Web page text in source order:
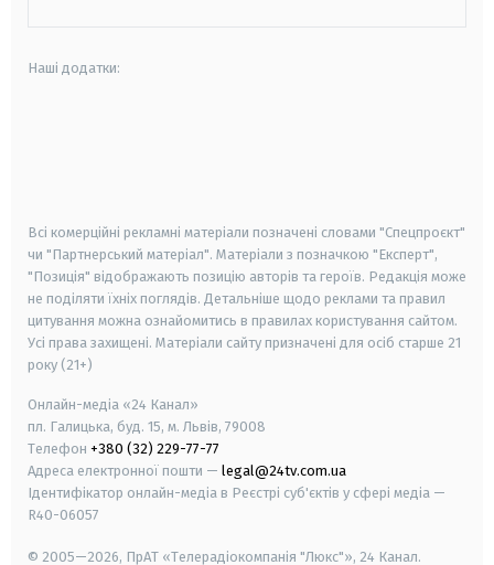
Наші додатки:
Всі комерційні рекламні матеріали позначені словами "Спецпроєкт"
чи "Партнерський матеріал". Матеріали з позначкою "Експерт",
"Позиція" відображають позицію авторів та героїв. Редакція може
не поділяти їхніх поглядів. Детальніше щодо реклами та правил
цитування можна ознайомитись в правилах користування сайтом.
Усі права захищені. Матеріали сайту призначені для осіб старше 21
року (21+)
Онлайн-медіа «24 Канал»
пл. Галицька, буд. 15, м. Львів, 79008
Телефон +380 (32) 229-77-77
Адреса електронної пошти — legal@24tv.com.ua
Ідентифікатор онлайн-медіа в Реєстрі суб'єктів у сфері медіа —
R40-06057
© 2005—2026, ПрАТ «Телерадіокомпанія "Люкс"», 24 Канал.